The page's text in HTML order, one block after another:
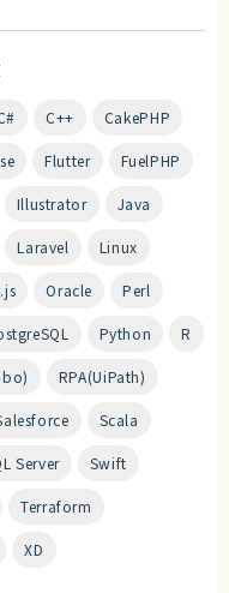
C++ CakePHP
Flutter FuelPHP
Illustrator Java
Laravel Linux
Oracle Perl
Python R
RPA(UiPath)
Scala
Server Swift
Terraform
XD